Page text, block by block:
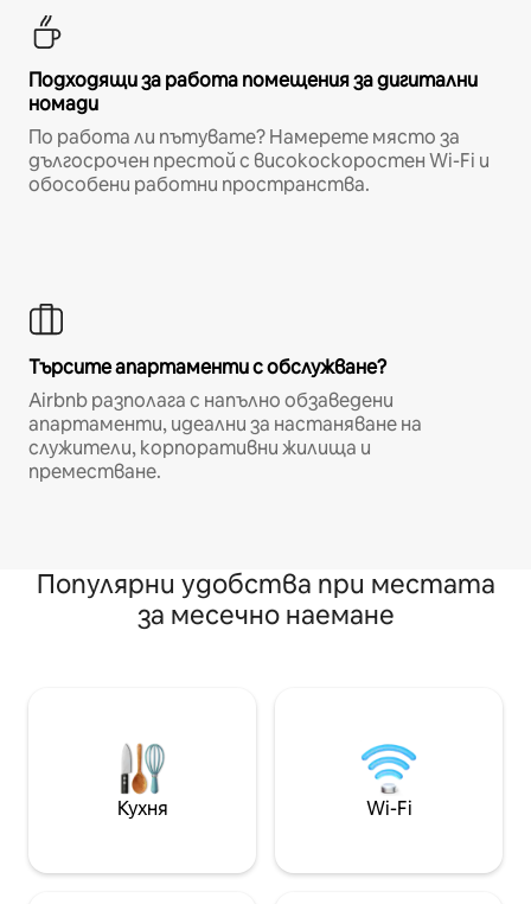
Подходящи за работа помещения за дигитални
номади
По работа ли пътувате? Намерете място за
дългосрочен престой с високоскоростен Wi-Fi и
обособени работни пространства.
Търсите апартаменти с обслужване?
Airbnb разполага с напълно обзаведени
апартаменти, идеални за настаняване на
служители, корпоративни жилища и
преместване.
Популярни удобства при местата
за месечно наемане
Кухня Wi-Fi